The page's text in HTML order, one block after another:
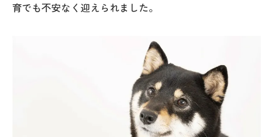
育でも不安なく迎えられました。